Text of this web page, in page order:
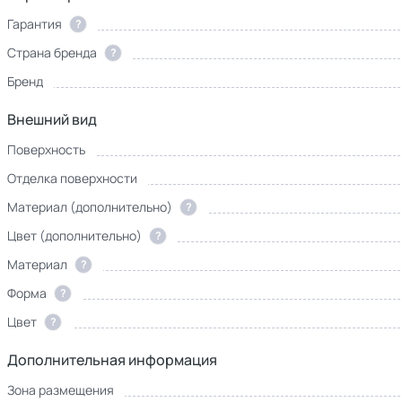
Гарантия ?
Страна бренда
?
Бренд
Внешний вид
Поверхность
Отделка поверхности
Материал (дополнительно)
?
Цвет (дополнительно)
?
Материал
?
Форма
?
Цвет
?
Дополнительная информация
Зона размещения